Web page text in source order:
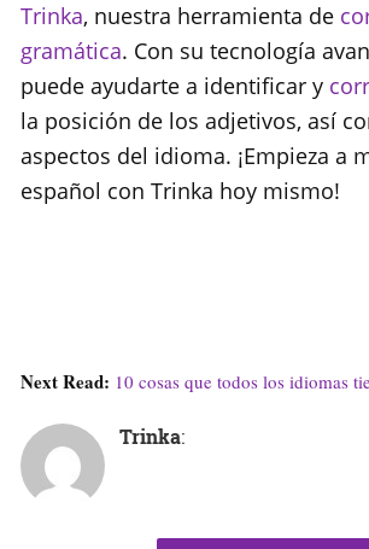
Trinka, nuestra herramienta de
gramática. Con su tecnología
puede ayudarte a identificar y
la posición de los adjetivos, así
aspectos del idioma. ¡Empieza a
español con Trinka hoy mismo!
Next Read: 10 cosas que todos los idiomas
Trinka: